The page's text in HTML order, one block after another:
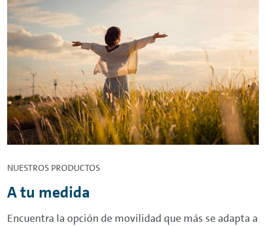
NUESTROS PRODUCTOS
A tu medida
Encuentra la opción de movilidad que más se adapta a